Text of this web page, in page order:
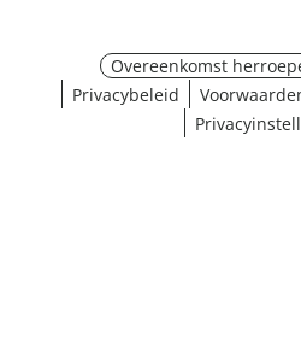
Overeenkomst
Privacybeleid